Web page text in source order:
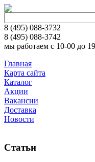
8 (495) 088-3732
8 (495) 088-3742
мы работаем с 10-00 до
Главная
Карта сайта
Каталог
Акции
Вакансии
Доставка
Новости
Статьи